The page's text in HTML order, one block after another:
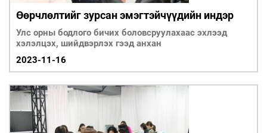
Өөрчлөлтийг зурсан эмэгтэйчүүдийн индэр
Улс орны бодлого бичих боловсруулахаас эхлээд
хэлэлцэх, шийдвэрлэх гээд анхан
2023-11-16